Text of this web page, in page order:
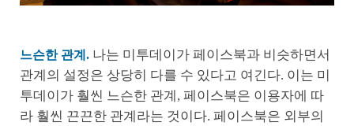
느슨한 관계.나는 미투데이가 페이스북과 비슷하면서
관계의 설정은 상당히 다를 수 있다고 여긴다. 이는 미
투데이가 훨씬 느슨한 관계, 페이스북은 이용자에 따
라 훨씬 끈끈한 관계라는 것이다. 페이스북은 외부의